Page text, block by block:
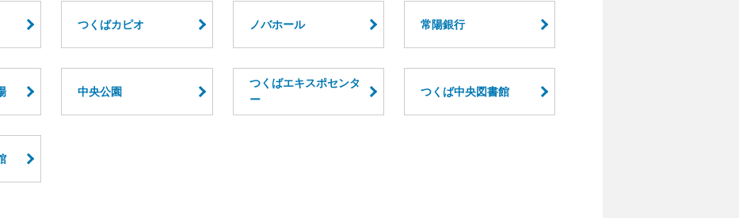
つくばカピオ ノバホール 常陽銀行
中央公園
つくばエキスポセンタ
ー
つくば中央図書館